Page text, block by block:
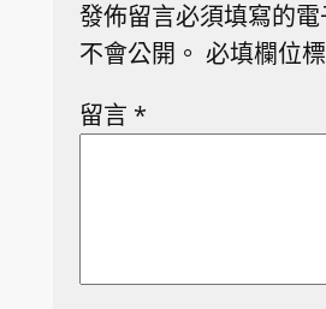
發佈留言必須填寫的
不會公開。 必填欄位
留言 *